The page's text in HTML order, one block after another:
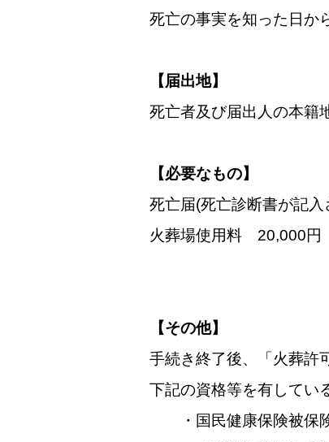
死亡の事実を知った日か
【届出地】
死亡者及び届出人の本籍
【必要なもの】
死亡届(死亡診断書が記入
火葬場使用料 20,000円
【その他】
手続き終了後、「火葬許
下記の資格等を有してい
・国民健康保険被保険